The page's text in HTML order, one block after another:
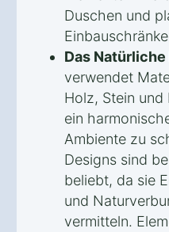
Duschen und
Das
verwendet
Holz, Stein und
ein
Ambiente zu
Designs sind
beliebt, da sie
und
vermitteln.